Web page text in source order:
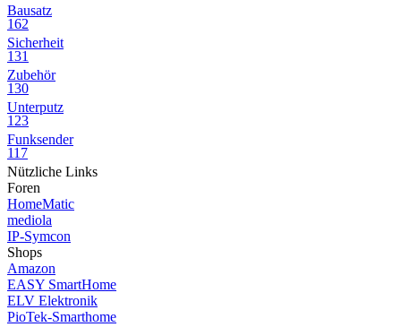
Bausatz
162
Sicherheit
131
Zubehör
130
Unterputz
123
Funksender
117
Nützliche Links
Foren
HomeMatic
mediola
IP-Symcon
Shops
Amazon
EASY SmartHome
ELV Elektronik
PioTek-Smarthome